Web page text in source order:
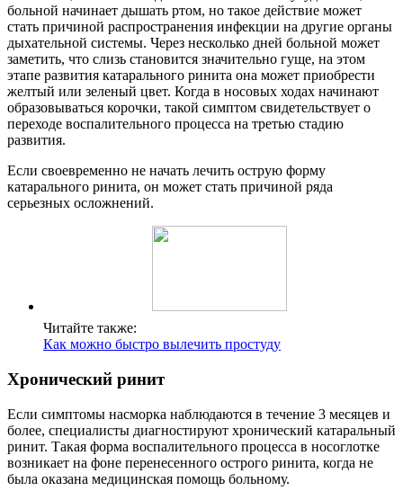
больной начинает дышать ртом, но такое действие может
стать причиной распространения инфекции на другие органы
дыхательной системы. Через несколько дней больной может
заметить, что слизь становится значительно гуще, на этом
этапе развития катарального ринита она может приобрести
желтый или зеленый цвет. Когда в носовых ходах начинают
образовываться корочки, такой симптом свидетельствует о
переходе воспалительного процесса на третью стадию
развития.
Если своевременно не начать лечить острую форму
катарального ринита, он может стать причиной ряда
серьезных осложнений.
Читайте также:
Как можно быстро вылечить простуду
Хронический ринит
Если симптомы насморка наблюдаются в течение 3 месяцев и
более, специалисты диагностируют хронический катаральный
ринит. Такая форма воспалительного процесса в носоглотке
возникает на фоне перенесенного острого ринита, когда не
была оказана медицинская помощь больному.